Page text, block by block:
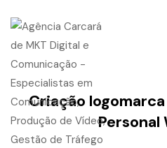
Criação
Personal